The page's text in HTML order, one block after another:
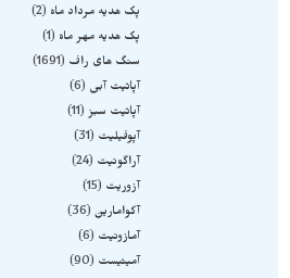
پک هدیه مرداد ماه
2
پک هدیه مهر ماه
1
سنگ های راف
1691
آپاتیت آبی
6
آپاتیت سبز 11
آپوفیلیت
31
آراگونیت
24
آزوریت
15
آکوامارین 36
آمازونیت
6
آمیتیست
90